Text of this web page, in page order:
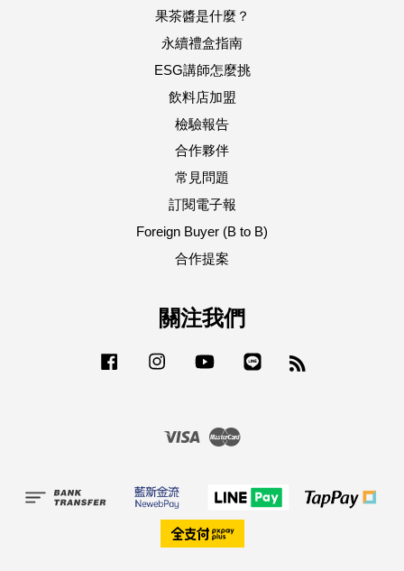
果茶醬是什麼？
永續禮盒指南
ESG講師怎麼挑
飲料店加盟
檢驗報告
合作夥伴
常見問題
訂閱電子報
Foreign Buyer (B to B)
合作提案
關注我們
Facebook Instagram YouTube
Visa